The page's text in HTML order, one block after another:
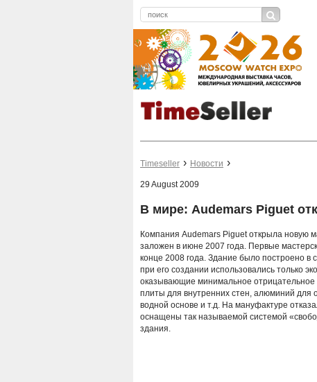
Timeseller Новости
29 August 2009
В мире: Audemars Piguet
Компания Audemars Piguet открыла новую
заложен в июне 2007 года. Первые
конце 2008 года. Здание было построено в
при его создании использовались только
оказывающие минимальное
плиты для внутренних стен, алюминий для
водной основе и т.д. На мануфактуре
оснащены так называемой системой
здания.